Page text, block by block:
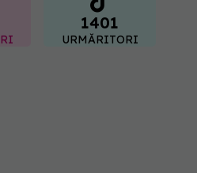
1401
URMĂRITORI